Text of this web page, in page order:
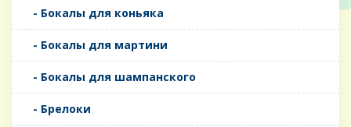
- Бокалы для коньяка
- Бокалы для мартини
- Бокалы для шампанского
- Брелоки